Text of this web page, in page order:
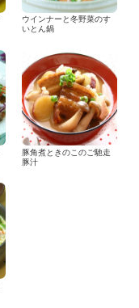
ウインナーと冬野菜のす
いとん鍋
豚角煮ときのこのご馳走
豚汁